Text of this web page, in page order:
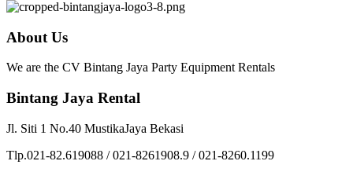
About Us
We are the CV Bintang Jaya Party Equipment Rentals
Bintang Jaya Rental
Jl. Siti 1 No.40 MustikaJaya Bekasi
Tlp.021-82.619088 / 021-8261908.9 / 021-8260.1199